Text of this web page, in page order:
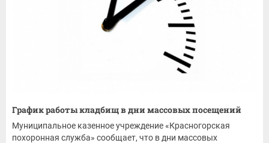
График работы кладбищ в дни массовых посещений
Муниципальное казенное учреждение «Красногорская
похоронная служба» сообщает, что в дни массовых